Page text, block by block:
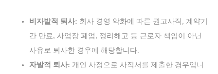
비자발적 퇴사: 회사 경영 악화에 따른 권고사직, 계약기
간 만료, 사업장 폐업, 정리해고 등 근로자 책임이 아닌
사유로 퇴사한 경우에 해당합니다.
자발적 퇴사: 개인 사정으로 사직서를 제출한 경우입니